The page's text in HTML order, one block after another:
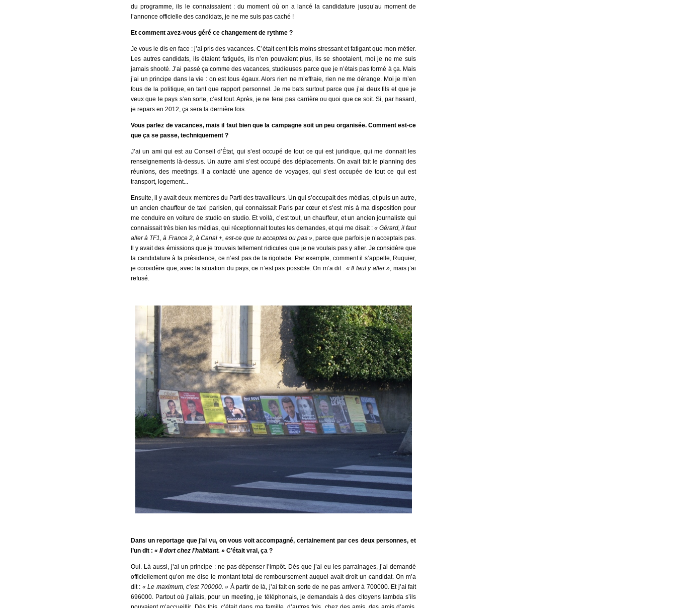
du programme, ils le connaissaient : du moment où on a lancé la candidature jusqu’au moment de
l’annonce officielle des candidats, je ne me suis pas caché !
Et comment avez-vous géré ce changement de rythme ?
Je vous le dis en face : j’ai pris des vacances. C’était cent fois moins stressant et fatigant que mon métier.
Les autres candidats, ils étaient fatigués, ils n’en pouvaient plus, ils se shootaient, moi je ne me suis
jamais shooté. J’ai passé ça comme des vacances, studieuses parce que je n’étais pas formé à ça. Mais
j’ai un principe dans la vie : on est tous égaux. Alors rien ne m’effraie, rien ne me dérange. Moi je m’en
fous de la politique, en tant que rapport personnel. Je me bats surtout parce que j’ai deux fils et que je
veux que le pays s’en sorte, c’est tout. Après, je ne ferai pas carrière ou quoi que ce soit. Si, par hasard,
je repars en 2012, ça sera la dernière fois.
Vous parlez de vacances, mais il faut bien que la campagne soit un peu organisée. Comment est-ce
que ça se passe, techniquement ?
J’ai un ami qui est au Conseil d’État, qui s’est occupé de tout ce qui est juridique, qui me donnait les
renseignements là-dessus. Un autre ami s’est occupé des déplacements. On avait fait le planning des
réunions, des meetings. Il a contacté une agence de voyages, qui s’est occupée de tout ce qui est
transport, logement...
Ensuite, il y avait deux membres du Parti des travailleurs. Un qui s’occupait des médias, et puis un autre,
un ancien chauffeur de taxi parisien, qui connaissait Paris par cœur et s’est mis à ma disposition pour
me conduire en voiture de studio en studio. Et voilà, c’est tout, un chauffeur, et un ancien journaliste qui
connaissait très bien les médias, qui réceptionnait toutes les demandes, et qui me disait : « Gérard, il faut
aller à TF1, à France 2, à Canal +, est-ce que tu acceptes ou pas », parce que parfois je n’acceptais pas.
Il y avait des émissions que je trouvais tellement ridicules que je ne voulais pas y aller. Je considère que
la candidature à la présidence, ce n’est pas de la rigolade. Par exemple, comment il s’appelle, Ruquier,
je considère que, avec la situation du pays, ce n’est pas possible. On m’a dit : « Il faut y aller », mais j’ai
refusé.
Dans un reportage que j’ai vu, on vous voit accompagné, certainement par ces deux personnes, et
l’un dit : « Il dort chez l’habitant. » C’était vrai, ça ?
Oui. Là aussi, j’ai un principe : ne pas dépenser l’impôt. Dès que j’ai eu les parrainages, j’ai demandé
officiellement qu’on me dise le montant total de remboursement auquel avait droit un candidat. On m’a
dit : « Le maximum, c’est 700000. » À partir de là, j’ai fait en sorte de ne pas arriver à 700000. Et j’ai fait
696000. Partout où j’allais, pour un meeting, je téléphonais, je demandais à des citoyens lambda s’ils